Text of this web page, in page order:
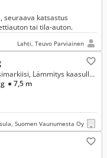
seuraava katsastus
ottaa pienen pakettiauton tai tila-auton.
Lahti, Teuvo Parviainen
530, Erilisvuoteet, Pussimarkiisi, Lämmitys kaasulla ja sähköllä, lämminvesi, laadukas vaunu Ym!
● 7,5 m
Suomen Vaunumesta Oy